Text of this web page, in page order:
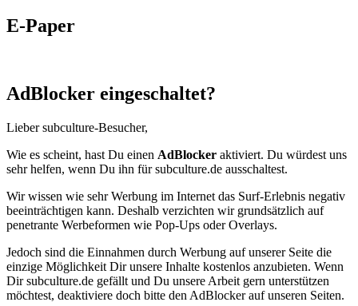
E-Paper
AdBlocker eingeschaltet?
Lieber subculture-Besucher,
Wie es scheint, hast Du einen AdBlocker aktiviert. Du würdest uns
sehr helfen, wenn Du ihn für subculture.de ausschaltest.
Wir wissen wie sehr Werbung im Internet das Surf-Erlebnis negativ
beeinträchtigen kann. Deshalb verzichten wir grundsätzlich auf
penetrante Werbeformen wie Pop-Ups oder Overlays.
Jedoch sind die Einnahmen durch Werbung auf unserer Seite die
einzige Möglichkeit Dir unsere Inhalte kostenlos anzubieten. Wenn
Dir subculture.de gefällt und Du unsere Arbeit gern unterstützen
möchtest, deaktiviere doch bitte den AdBlocker auf unseren Seiten.